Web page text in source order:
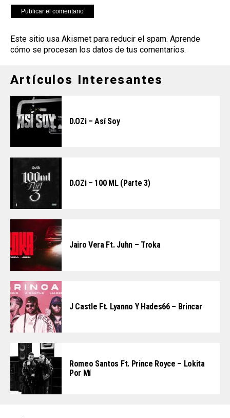
Este sitio usa Akismet para reducir el spam. Aprende
cómo se procesan los datos de tus comentarios.
Artículos Interesantes
D.OZi – Así Soy
D.OZi – 100 ML (Parte 3)
Jairo Vera Ft. Juhn – Troka
J Castle Ft. Lyanno Y Hades66 – Brincar
Romeo Santos Ft. Prince Royce – Lokita
Por Mí